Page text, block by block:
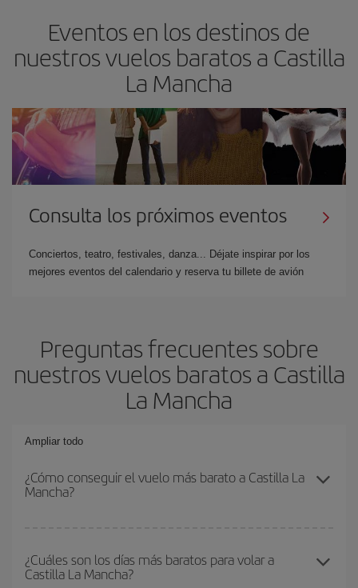
Eventos en los destinos de
nuestros vuelos baratos a Castilla
La Mancha
Consulta los próximos eventos
Conciertos, teatro, festivales, danza... Déjate inspirar por los
mejores eventos del calendario y reserva tu billete de avión
Preguntas frecuentes sobre
nuestros vuelos baratos a Castilla
La Mancha
Ampliar todo
¿Cómo conseguir el vuelo más barato a Castilla La
Mancha?
barato si evitas temporadas altas, compras con antelación y
puedes ser flexible con las fechas y horarios de ida y vuelta.
¿Cuáles son los días más baratos para volar a
Castilla La Mancha?